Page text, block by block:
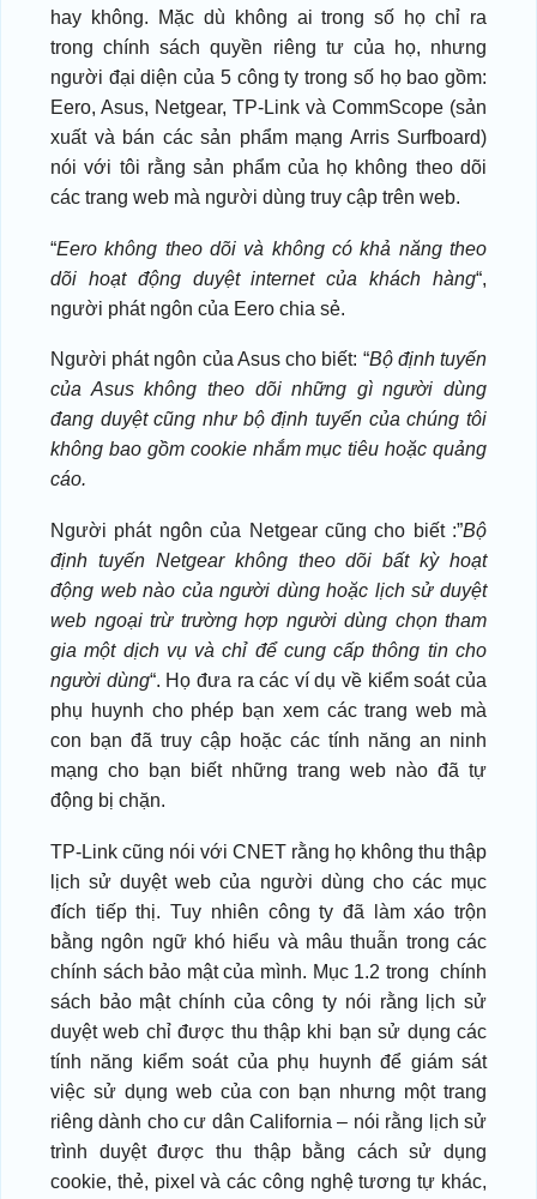
hay không. Mặc dù không ai trong số họ chỉ ra
trong chính sách quyền riêng tư của họ, nhưng
người đại diện của 5 công ty trong số họ bao gồm:
Eero, Asus, Netgear, TP-Link và CommScope (sản
xuất và bán các sản phẩm mạng Arris Surfboard)
nói với tôi rằng sản phẩm của họ không theo dõi
các trang web mà người dùng truy cập trên web.
“Eero không theo dõi và không có khả năng theo
dõi hoạt động duyệt internet của khách hàng“,
người phát ngôn của Eero chia sẻ.
Người phát ngôn của Asus cho biết: “Bộ định tuyến
của Asus không theo dõi những gì người dùng
đang duyệt cũng như bộ định tuyến của chúng tôi
không bao gồm cookie nhắm mục tiêu hoặc quảng
cáo.
Người phát ngôn của Netgear cũng cho biết :”Bộ
định tuyến Netgear không theo dõi bất kỳ hoạt
động web nào của người dùng hoặc lịch sử duyệt
web ngoại trừ trường hợp người dùng chọn tham
gia một dịch vụ và chỉ để cung cấp thông tin cho
người dùng“. Họ đưa ra các ví dụ về kiểm soát của
phụ huynh cho phép bạn xem các trang web mà
con bạn đã truy cập hoặc các tính năng an ninh
mạng cho bạn biết những trang web nào đã tự
động bị chặn.
TP-Link cũng nói với CNET rằng họ không thu thập
lịch sử duyệt web của người dùng cho các mục
đích tiếp thị. Tuy nhiên công ty đã làm xáo trộn
bằng ngôn ngữ khó hiểu và mâu thuẫn trong các
chính sách bảo mật của mình. Mục 1.2 trong chính
sách bảo mật chính của công ty nói rằng lịch sử
duyệt web chỉ được thu thập khi bạn sử dụng các
tính năng kiểm soát của phụ huynh để giám sát
việc sử dụng web của con bạn nhưng một trang
riêng dành cho cư dân California – nói rằng lịch sử
trình duyệt được thu thập bằng cách sử dụng
cookie, thẻ, pixel và các công nghệ tương tự khác,